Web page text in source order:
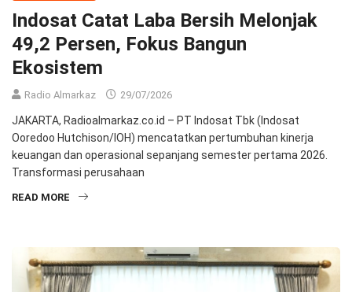
Indosat Catat Laba Bersih Melonjak
49,2 Persen, Fokus Bangun
Ekosistem
Radio Almarkaz 29/07/2026
JAKARTA, Radioalmarkaz.co.id – PT Indosat Tbk (Indosat
Ooredoo Hutchison/IOH) mencatatkan pertumbuhan kinerja
keuangan dan operasional sepanjang semester pertama 2026.
Transformasi perusahaan
READ MORE